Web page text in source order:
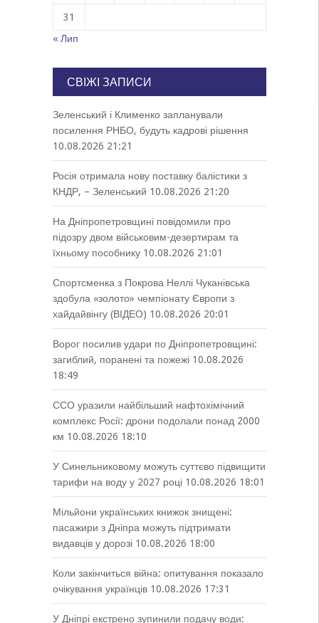
31
« Лип
СВІЖІ ЗАПИСИ
Зеленський і Клименко запланували
посилення РНБО, будуть кадрові рішення
10.08.2026 21:21
Росія отримала нову поставку балістики з
КНДР, – Зеленський 10.08.2026 21:20
На Дніпропетровщині повідомили про
підозру двом військовим-дезертирам та
їхньому пособнику 10.08.2026 21:01
Спортсменка з Покрова Неллі Чуканівська
здобула «золото» чемпіонату Європи з
хайдайвінгу (ВІДЕО) 10.08.2026 20:01
Ворог посилив удари по Дніпропетровщині:
загиблий, поранені та пожежі 10.08.2026
18:49
ССО уразили найбільший нафтохімічний
комплекс Росії: дрони подолали понад 2000
км 10.08.2026 18:10
У Синельниковому можуть суттєво підвищити
тарифи на воду у 2027 році 10.08.2026 18:01
Мільйони українських книжок знищені:
пасажири з Дніпра можуть підтримати
видавців у дорозі 10.08.2026 18:00
Коли закінчиться війна: опитування показало
очікування українців 10.08.2026 17:31
У Дніпрі екстрено зупинили подачу води: